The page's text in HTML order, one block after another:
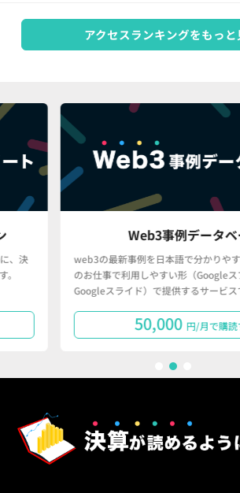
アクセスランキングをもっと
Web3事例データベー
web3の最新事例を日本語で分かりやすく
のお仕事で利用しやすい形（Googleスプ
Googleスライド）で提供するサービスです
50,000 円/月で購読する